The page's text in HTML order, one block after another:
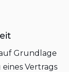
Grundlage
Vertrags